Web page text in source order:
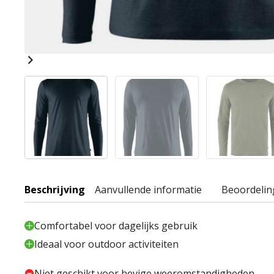
Beschrijving Aanvullende informatie
Comfortabel voor dagelijks gebruik
Ideaal voor outdoor activiteiten